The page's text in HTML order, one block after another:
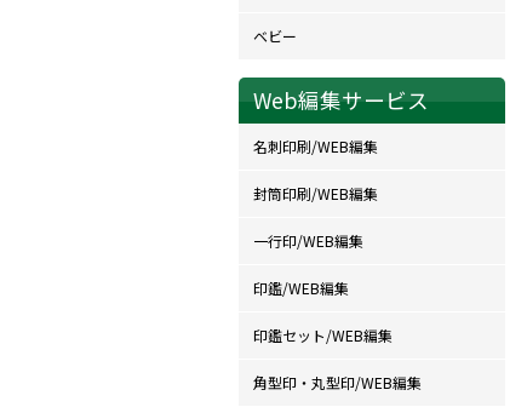
ベビー
Web編集サービス
名刺印刷/WEB編集
封筒印刷/WEB編集
一行印/WEB編集
印鑑/WEB編集
印鑑セット/WEB編集
角型印・丸型印/WEB編集